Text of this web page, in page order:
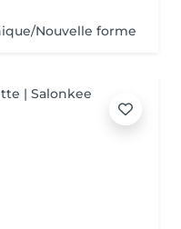
Nouvelle forme